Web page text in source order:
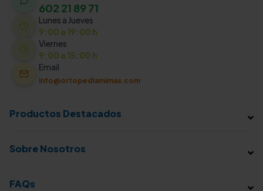
602 21 89 71
Lunes a Jueves
9:00 a 19:00 h
Viernes
9:00 a 15:00 h
Email
info@ortopediamimas.com
Productos Destacados
Sobre Nosotros
FAQs